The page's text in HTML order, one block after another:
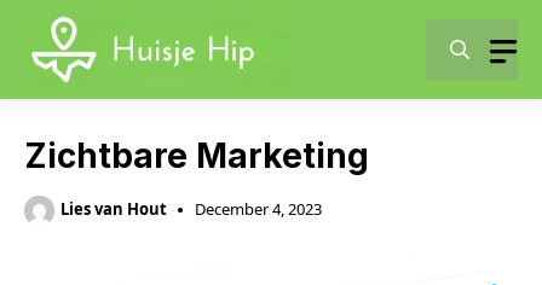
content
Zichtbare Marketing
Lies van Hout December 4, 2023